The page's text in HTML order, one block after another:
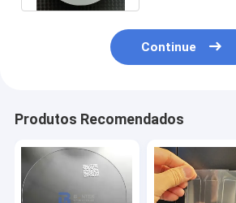
Continue
Produtos Recomendados